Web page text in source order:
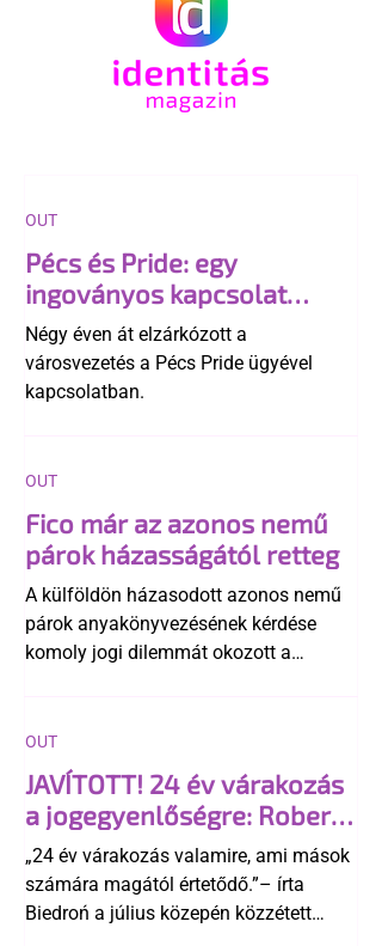
Pécs és Pride: egy
ingoványos kapcsolat
története
Négy éven át elzárkózott a
városvezetés a Pécs Pride ügyével
kapcsolatban.
OUT
Fico már az azonos nemű
párok házasságától retteg
A külföldön házasodott azonos nemű
párok anyakönyvezésének kérdése
komoly jogi dilemmát okozott a
egyértelműen tiltja a házasságuk
elismerését. Közben az ellenzéken belül
is vita robbant ki arról, hogy vissza
kellene-e vonni a kormány konzervatív
alkotmánymódosítását
OUT
JAVÍTOTT! 24 év várakozás
a jogegyenlőségre: Robert
Biedroń megindító üzenete
a lengyel bejegyzett
élettársi kapcsolatokért
„24 év várakozás valamire, ami mások
számára magától értetődő.”– írta
Biedroń a július közepén közzétett
OUT